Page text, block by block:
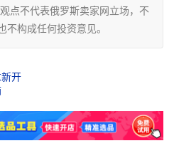
点不代表俄罗斯卖家网立场，不
构成任何投资意见。
开